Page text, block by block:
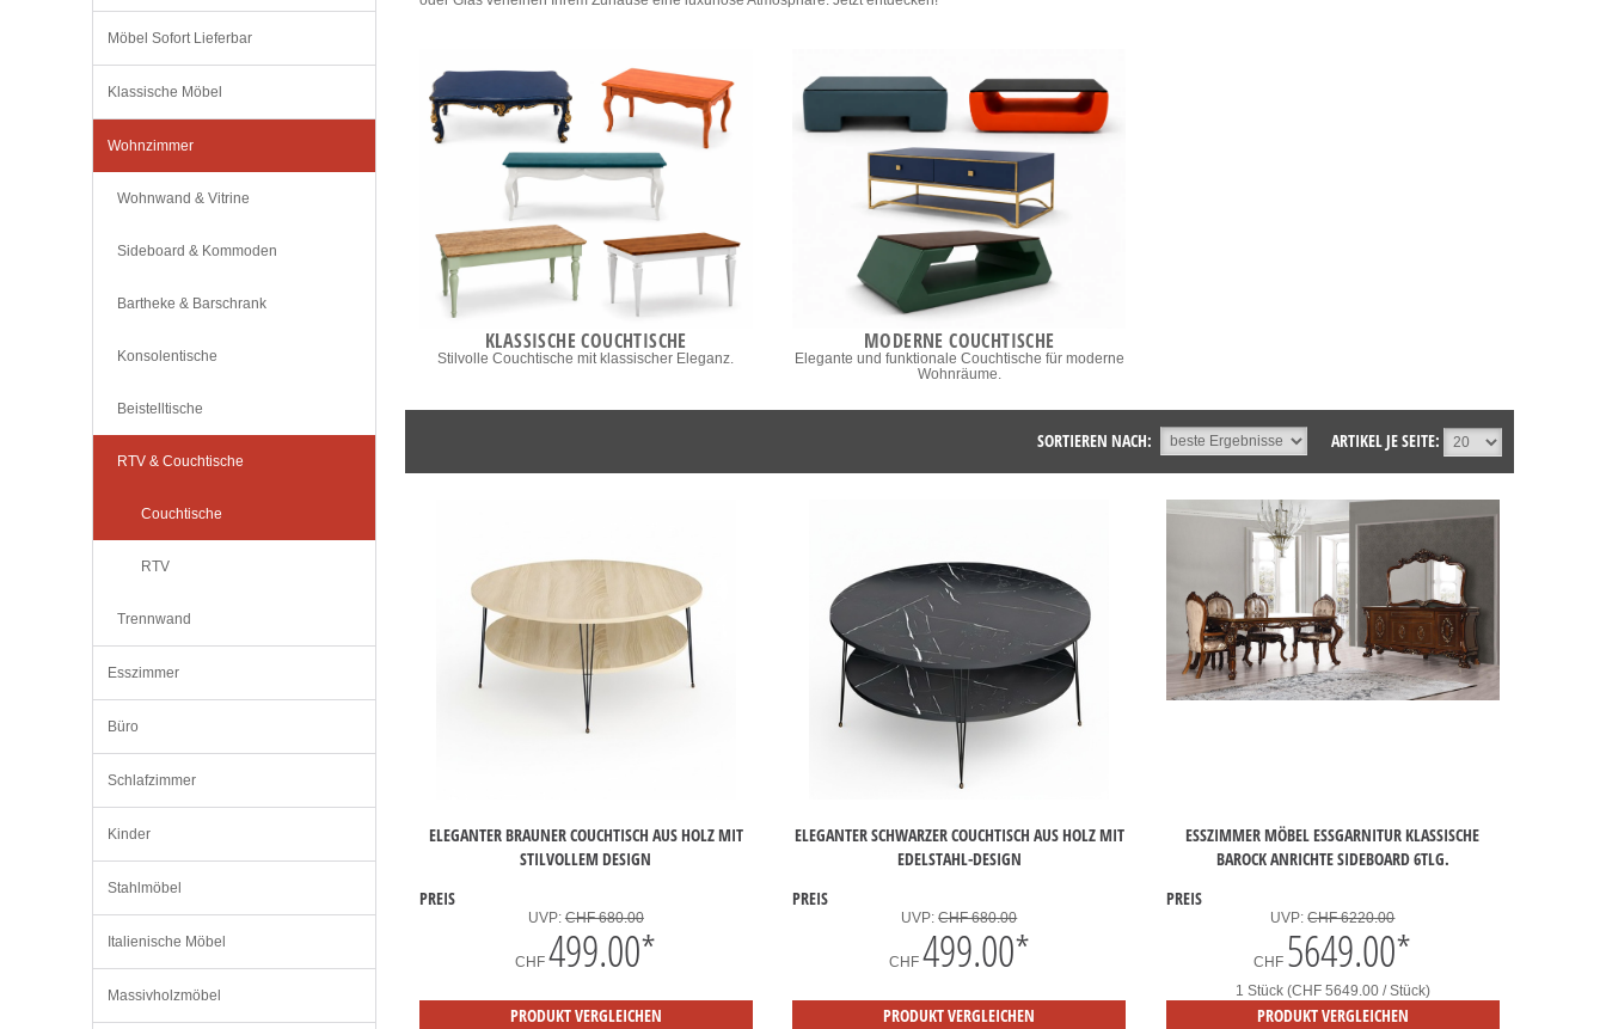
KLASSISCHE COUCHTISCHE
Stilvolle Couchtische mit klassischer Eleganz.
MODERNE COUCHTISCHE
Elegante und funktionale Couchtische für moderne
Wohnräume.
ARTIKEL JE SEITE:
SORTIEREN NACH:
ELEGANTER BRAUNER COUCHTISCH AUS HOLZ MIT
STILVOLLEM DESIGN
PREIS
UVP: CHF 680.00
CHF 499.00*
PRODUKT VERGLEICHEN
ELEGANTER SCHWARZER COUCHTISCH AUS HOLZ MIT
EDELSTAHL-DESIGN
PREIS
UVP:CHF 680.00
CHF 499.00*
PRODUKT VERGLEICHEN
ESSZIMMER MÖBEL ESSGARNITUR KLASSISCHE
BAROCK ANRICHTE SIDEBOARD 6TLG.
PREIS
UVP:CHF 6220.00
CHF 5649.00*
1 Stück (CHF 5649.00 / Stück)
PRODUKT VERGLEICHEN
Möbel Sofort Lieferbar
Klassische Möbel
Wohnzimmer
Wohnwand & Vitrine
Sideboard & Kommoden
Bartheke & Barschrank
Konsolentische
Beistelltische
RTV & Couchtische
Couchtische
RTV
Trennwand
Esszimmer
Büro
Schlafzimmer
Kinder
Stahlmöbel
Italienische Möbel
Massivholzmöbel